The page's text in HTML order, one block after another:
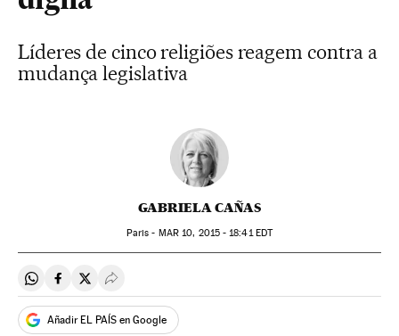
Líderes de cinco religiões reagem contra a
mudança legislativa
GABRIELA CAÑAS
Paris - MAR 10, 2015 - 18:41EDT
Compartir en Whatsapp
Compartir en Facebook
Compartir en Twitter
Desplegar Redes Sociales
Añadir EL PAÍS en Google